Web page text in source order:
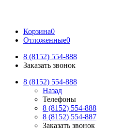
Корзина0
Отложенные0
8 (8152) 554-888
Заказать звонок
8 (8152) 554-888
Назад
Телефоны
8 (8152) 554-888
8 (8152) 554-887
Заказать звонок